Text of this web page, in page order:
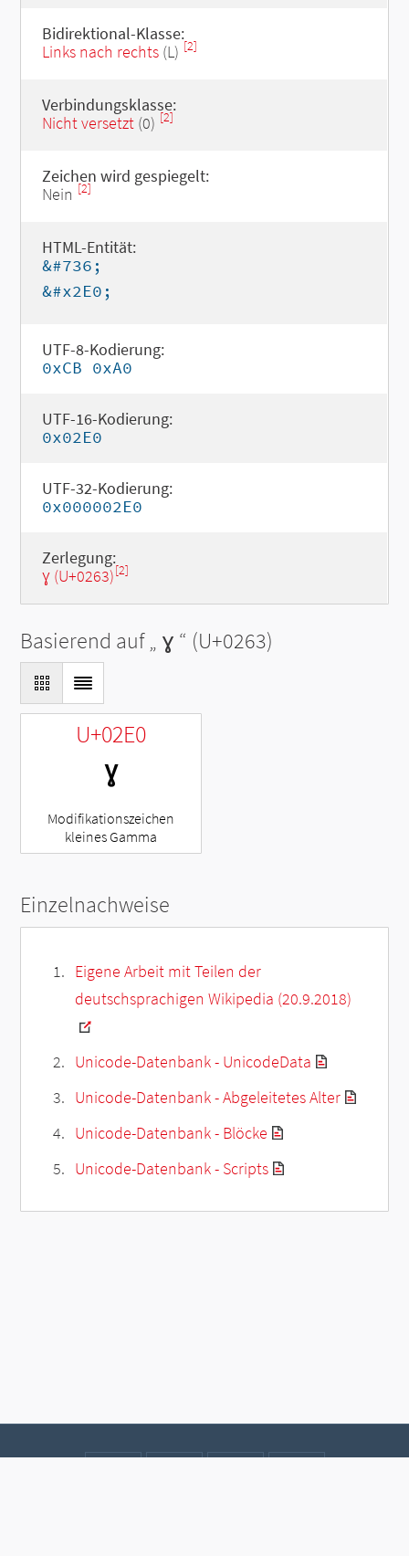
Bidirektional-Klasse:
Links nach rechts(L) [2]
Verbindungsklasse:
Nicht versetzt(0) [2]
Zeichen wird gespiegelt:
Nein [2]
HTML-Entität:
&#736;
&#x2E0;
UTF-8-Kodierung:
0xCB 0xA0
UTF-16-Kodierung:
0x02E0
UTF-32-Kodierung:
0x000002E0
Zerlegung:
ɣ (U+0263)[2]
Basierend auf „ ɣ “ (U+0263)
U+02E0
ˠ
Modifikationszeichen
kleines Gamma
Einzelnachweise
Eigene Arbeit mit Teilen der
deutschsprachigen Wikipedia (20.9.2018)
Unicode-Datenbank - UnicodeData
Unicode-Datenbank - Abgeleitetes Alter
Unicode-Datenbank - Blöcke
Unicode-Datenbank - Scripts